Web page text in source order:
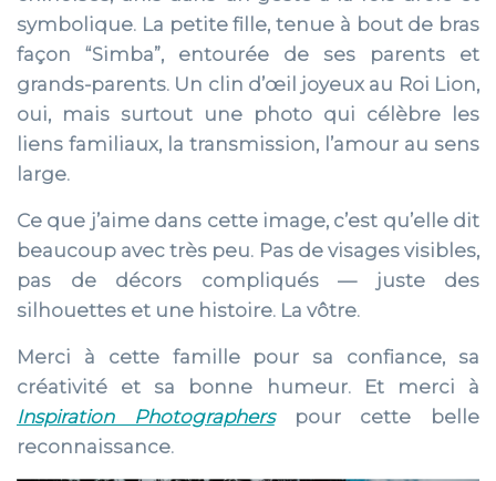
symbolique. La petite fille, tenue à bout de bras
façon “Simba”, entourée de ses parents et
grands-parents. Un clin d’œil joyeux au Roi Lion,
oui, mais surtout une photo qui célèbre les
liens familiaux, la transmission, l’amour au sens
large.
Ce que j’aime dans cette image, c’est qu’elle dit
beaucoup avec très peu. Pas de visages visibles,
pas de décors compliqués — juste des
silhouettes et une histoire. La vôtre.
Merci à cette famille pour sa confiance, sa
créativité et sa bonne humeur. Et merci à
Inspiration Photographerspour cette belle
reconnaissance.